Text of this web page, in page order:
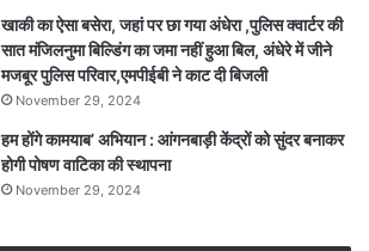
खाकी का ऐसा बसेरा, जहां पर छा गया अंधेरा ,पुलिस क्वार्टर की
सात मंजिलनुमा बिल्डिंग का जमा नहीं हुआ बिल, अंधेरे में जीने
मजबूर पुलिस परिवार,एमपीईबी ने काट दी बिजली
November 29, 2024
हम होंगे कामयाब’ अभियान : आंगनबाड़ी केंद्रों को सुंदर बनाकर
होगी पोषण वाटिका की स्थापना
November 29, 2024